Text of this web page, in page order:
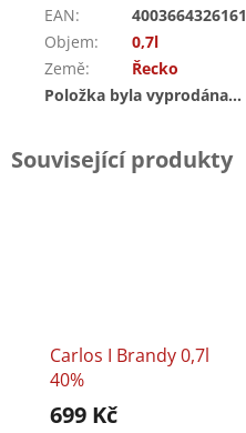
EAN:
4003664326161
Objem:
0,7l
Země:
Řecko
Položka byla vyprodána…
Související produkty
Carlos I Brandy 0,7l
40%
699 Kč